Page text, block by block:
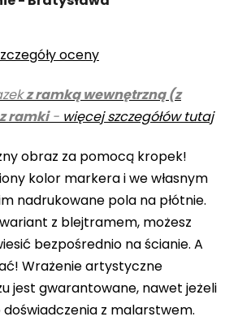
z ramką wewnętrzną (z
ramki- więcej szczegółów tutaj
obraz za pomocą kropek!
kolor markera i we własnym
nadrukowane pola na płótnie.
z blejtramem, możesz
bezpośrednio na ścianie. A
Wrażenie artystyczne
jest gwarantowane, nawet jeżeli
doświadczenia z malarstwem.
oceny